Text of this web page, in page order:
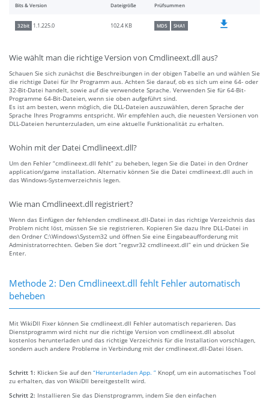
Bits & Version Dateigröße Prüfsummen
32bit 1.1.225.0 102.4 KB MD5 SHA1
Wie wählt man die richtige Version von Cmdlineext.dll aus?
Schauen Sie sich zunächst die Beschreibungen in der obigen Tabelle an und wählen Sie
die richtige Datei für Ihr Programm aus. Achten Sie darauf, ob es sich um eine 64- oder
32-Bit-Datei handelt, sowie auf die verwendete Sprache. Verwenden Sie für 64-Bit-
Programme 64-Bit-Dateien, wenn sie oben aufgeführt sind.
Es ist am besten, wenn möglich, die DLL-Dateien auszuwählen, deren Sprache der
Sprache Ihres Programms entspricht. Wir empfehlen auch, die neuesten Versionen von
DLL-Dateien herunterzuladen, um eine aktuelle Funktionalität zu erhalten.
Wohin mit der Datei Cmdlineext.dll?
Um den Fehler “cmdlineext.dll fehlt” zu beheben, legen Sie die Datei in den Ordner
application/game installation. Alternativ können Sie die Datei cmdlineext.dll auch in
das Windows-Systemverzeichnis legen.
Wie man Cmdlineext.dll registriert?
Wenn das Einfügen der fehlenden cmdlineext.dll-Datei in das richtige Verzeichnis das
Problem nicht löst, müssen Sie sie registrieren. Kopieren Sie dazu Ihre DLL-Datei in
den Ordner C:\Windows\System32 und öffnen Sie eine Eingabeaufforderung mit
Administratorrechten. Geben Sie dort “regsvr32 cmdlineext.dll” ein und drücken Sie
Enter.
Methode 2: Den Cmdlineext.dll fehlt Fehler automatisch
beheben
Mit WikiDll Fixer können Sie cmdlineext.dll Fehler automatisch reparieren. Das
Dienstprogramm wird nicht nur die richtige Version von cmdlineext.dll absolut
kostenlos herunterladen und das richtige Verzeichnis für die Installation vorschlagen,
sondern auch andere Probleme in Verbindung mit der cmdlineext.dll-Datei lösen.
Schritt 1: Klicken Sie auf den “Herunterladen App. ” Knopf, um ein automatisches Tool
zu erhalten, das von WikiDll bereitgestellt wird.
Schritt 2: Installieren Sie das Dienstprogramm, indem Sie den einfachen